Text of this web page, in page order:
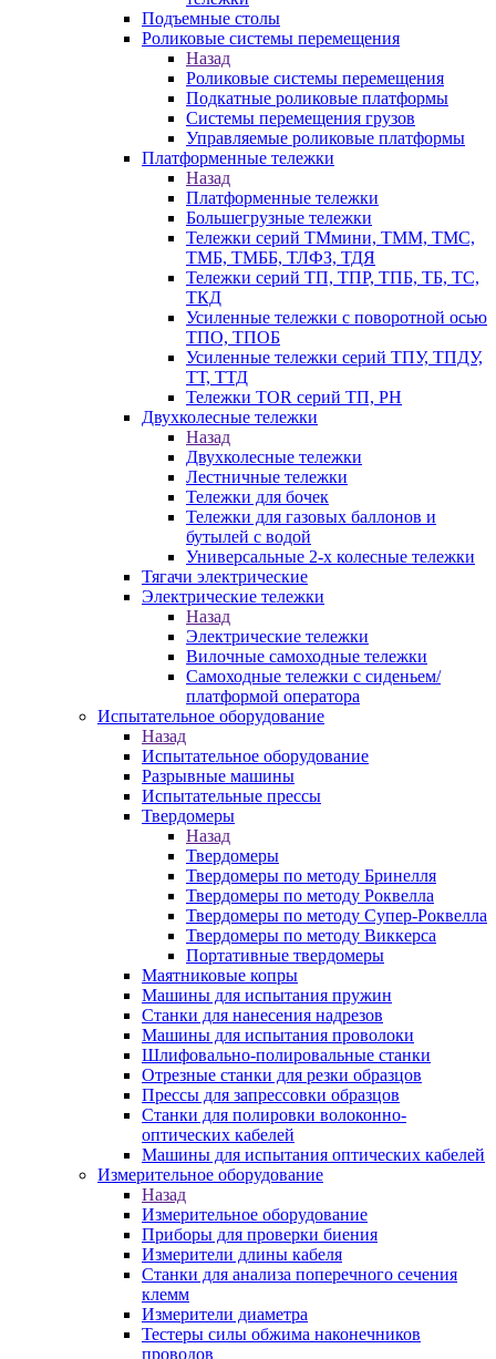
Подъемные столы
Роликовые системы перемещения
Назад
Роликовые системы перемещения
Подкатные роликовые платформы
Системы перемещения грузов
Управляемые роликовые платформы
Платформенные тележки
Назад
Платформенные тележки
Большегрузные тележки
Тележки серий ТМмини, ТММ, ТМС,
ТМБ, ТМББ, ТЛФЗ, ТДЯ
Тележки серий ТП, ТПР, ТПБ, ТБ, ТС,
ТКД
Усиленные тележки с поворотной осью
ТПО, ТПОБ
Усиленные тележки серий ТПУ, ТПДУ,
ТТ, ТТД
Тележки TOR серий ТП, PH
Двухколесные тележки
Назад
Двухколесные тележки
Лестничные тележки
Тележки для бочек
Тележки для газовых баллонов и
бутылей с водой
Универсальные 2-х колесные тележки
Тягачи электрические
Электрические тележки
Назад
Электрические тележки
Вилочные самоходные тележки
Самоходные тележки с сиденьем/
платформой оператора
Испытательное оборудование
Назад
Испытательное оборудование
Разрывные машины
Испытательные прессы
Твердомеры
Назад
Твердомеры
Твердомеры по методу Бринелля
Твердомеры по методу Роквелла
Твердомеры по методу Супер-Роквелла
Твердомеры по методу Виккерса
Портативные твердомеры
Маятниковые копры
Машины для испытания пружин
Станки для нанесения надрезов
Машины для испытания проволоки
Шлифовально-полировальные станки
Отрезные станки для резки образцов
Прессы для запрессовки образцов
Станки для полировки волоконно-
оптических кабелей
Машины для испытания оптических кабелей
Измерительное оборудование
Назад
Измерительное оборудование
Приборы для проверки биения
Измерители длины кабеля
Станки для анализа поперечного сечения
клемм
Измерители диаметра
Тестеры силы обжима наконечников
проводов